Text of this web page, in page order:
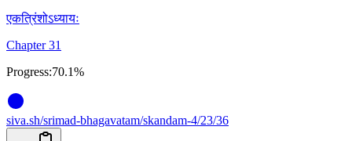
एकत्रिंशोऽध्यायः
Chapter 31
Progress:70.1%
siva.sh/srimad-bhagavatam/skandam-4/23/36